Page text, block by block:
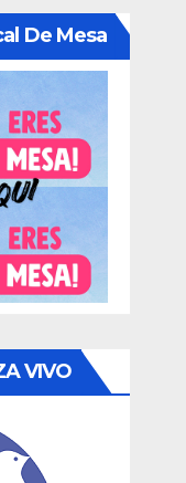
De Mesa
VIVO